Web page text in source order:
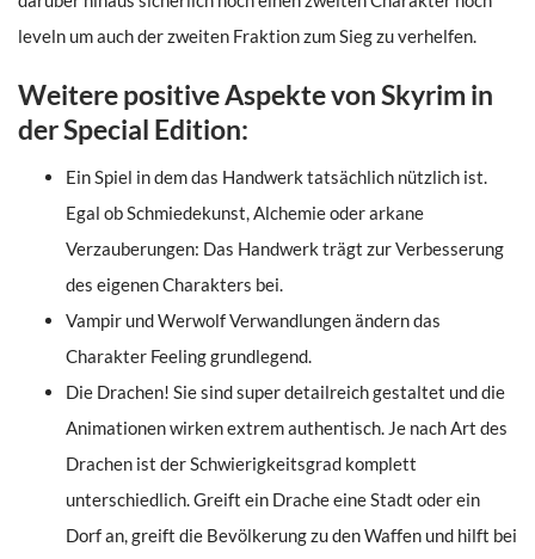
leveln um auch der zweiten Fraktion zum Sieg zu verhelfen.
Weitere positive Aspekte von Skyrim in
der Special Edition:
Ein Spiel in dem das Handwerk tatsächlich nützlich ist.
Egal ob Schmiedekunst, Alchemie oder arkane
Verzauberungen: Das Handwerk trägt zur Verbesserung
des eigenen Charakters bei.
Vampir und Werwolf Verwandlungen ändern das
Charakter Feeling grundlegend.
Die Drachen! Sie sind super detailreich gestaltet und die
Animationen wirken extrem authentisch. Je nach Art des
Drachen ist der Schwierigkeitsgrad komplett
unterschiedlich. Greift ein Drache eine Stadt oder ein
Dorf an, greift die Bevölkerung zu den Waffen und hilft bei